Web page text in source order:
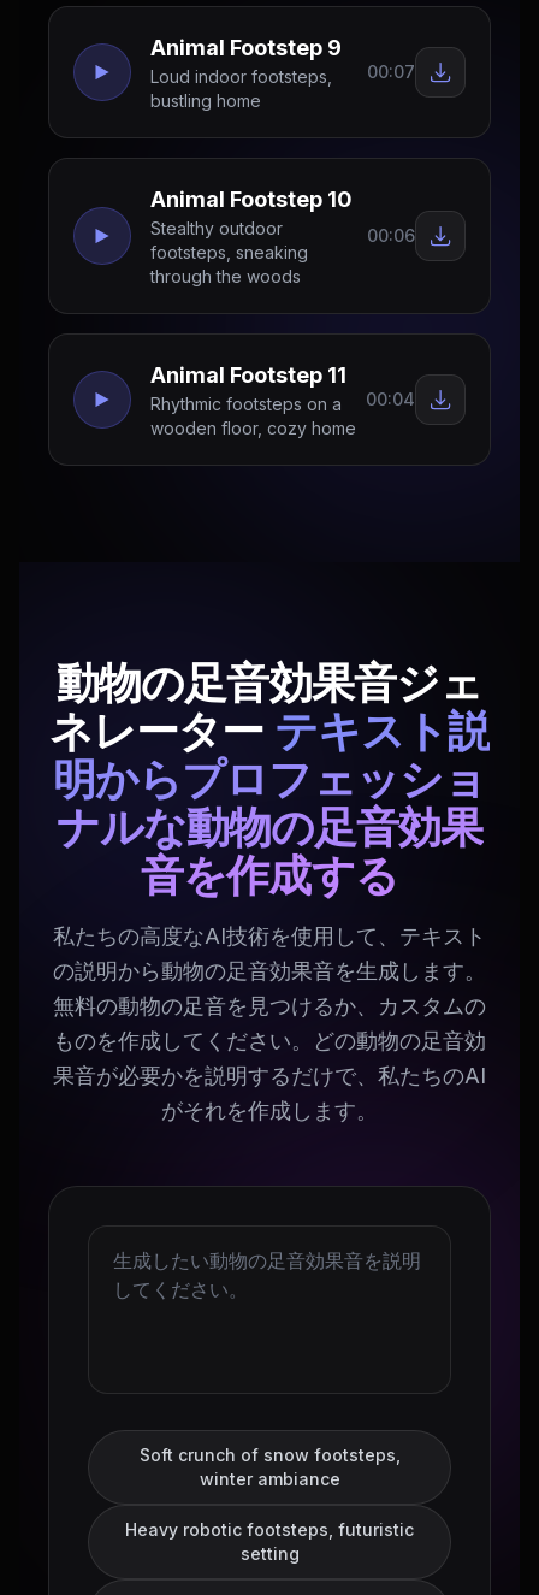
Animal Footstep 9
Loud indoor footsteps,
bustling home
00:07
Animal Footstep 10
Stealthy outdoor
footsteps, sneaking
through the woods
00:06
Animal Footstep 11
Rhythmic footsteps on a
wooden floor, cozy home
00:04
動物の足音効果音ジェ
ネレーター テキスト説
明からプロフェッショ
ナルな動物の足音効果
音を作成する
私たちの高度なAI技術を使用して、テキスト
の説明から動物の足音効果音を生成します。
無料の動物の足音を見つけるか、カスタムの
ものを作成してください。どの動物の足音効
果音が必要かを説明するだけで、私たちのAI
がそれを作成します。
Soft crunch of snow footsteps,
winter ambiance
Heavy robotic footsteps, futuristic
setting